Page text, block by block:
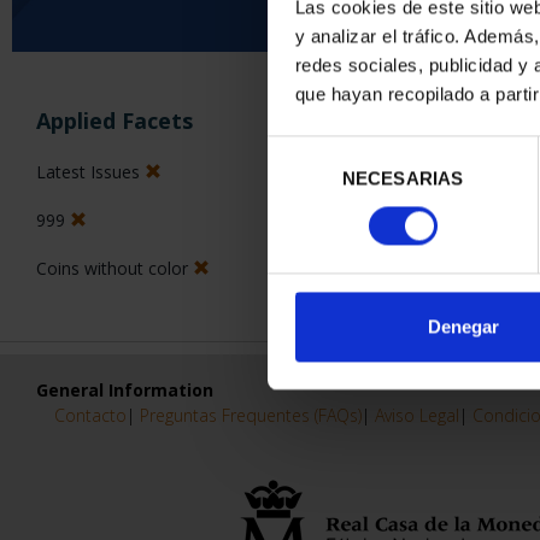
Las cookies de este sitio
y analizar el tráfico.
redes sociales, publicidad y
que hayan recopilado a
consentimiento
NECESARIAS
Denegar
Applied Facets
Latest Issues
999
Coins without color
0 Products found
General Information
Contacto | Preguntas Frequentes (FAQs)| Aviso Legal |